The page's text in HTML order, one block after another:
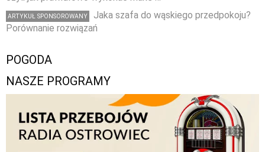
ARTYKUŁ SPONSOROWANY
Jaka szafa do wąskiego przedpokoju?
Porównanie rozwiązań
POGODA
NASZE PROGRAMY